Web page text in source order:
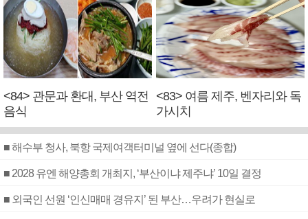
<84> 관문과 환대, 부산 역전
음식
<83> 여름 제주, 벤자리와 독
가시치
■ 해수부 청사, 북항 국제여객터미널 옆에 선다(종합)
■ 2028 유엔 해양총회 개최지, ‘부산이냐 제주냐’ 10일 결정
■ 외국인 선원 ‘인신매매 경유지’ 된 부산…우려가 현실로